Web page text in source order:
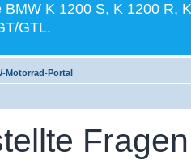
K 1200 S, K 1200 R,
GTL.
Motorrad-Portal
Fragen